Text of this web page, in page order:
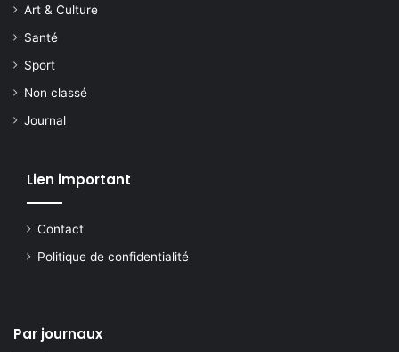
Art & Culture
Santé
Sport
Non classé
Journal
Lien important
Contact
Politique de confidentialité
Par journaux